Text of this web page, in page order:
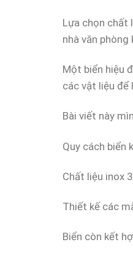
Lựa chọn chất
nhà văn phòng
Một biển hiệu
các vật liệu để
Bài viết này
Quy cách biển
Chất liệu inox
Thiết kế các
Biển còn kết